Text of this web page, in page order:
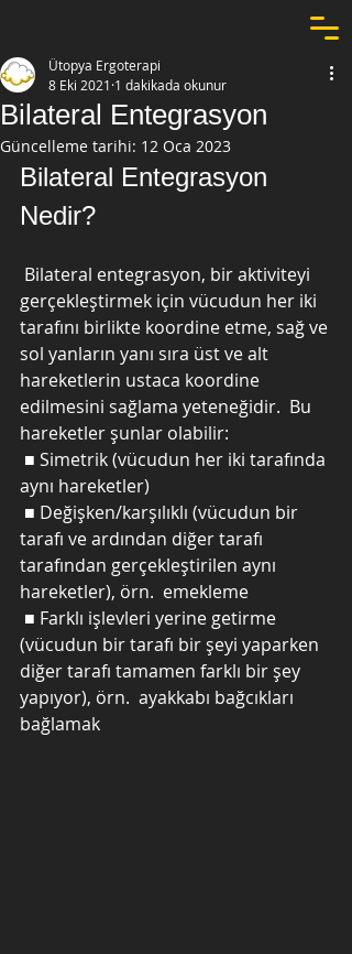
Bilateral Entegrasyon
Ütopya Ergoterapi
8 Eki 2021 1 dakikada okunur
Güncelleme tarihi: 12 Oca 2023
Bilateral Entegrasyon
Nedir?
gerçekleştirmek için vücudun her iki
tarafını birlikte koordine etme, sağ ve
sol yanların yanı sıra üst ve alt
hareketlerin ustaca koordine
edilmesini sağlama yeteneğidir.  Bu
hareketler şunlar olabilir:
aynı hareketler)
tarafı ve ardından diğer tarafı
tarafından gerçekleştirilen aynı
hareketler), örn.  emekleme
(vücudun bir tarafı bir şeyi yaparken
diğer tarafı tamamen farklı bir şey
yapıyor), örn.  ayakkabı bağcıkları
bağlamak